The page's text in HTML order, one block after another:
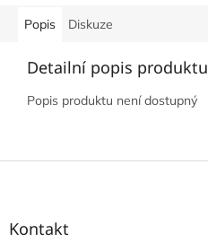
Popis Diskuze
Detailní popis produktu
Popis produktu není dostupný
Z
Kontakt